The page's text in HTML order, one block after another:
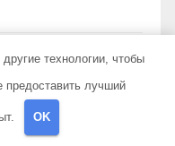
технологии, чтобы
предоставить лучший
OK